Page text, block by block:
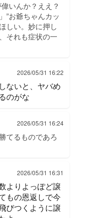
いんか？ええ？
”お爺ちゃんカッ
しい。妙に押し
それも症状の一
2026/05/31 16:22
ないと、ヤバめ
のがな
2026/05/31 16:24
てるものであろ
2026/05/31 16:31
よりよっぽど譲
もの恩返しで今
びつくように譲